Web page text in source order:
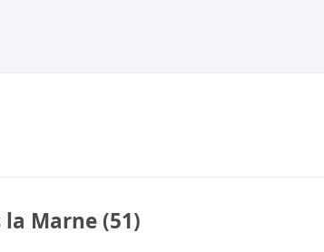
Marne (51)